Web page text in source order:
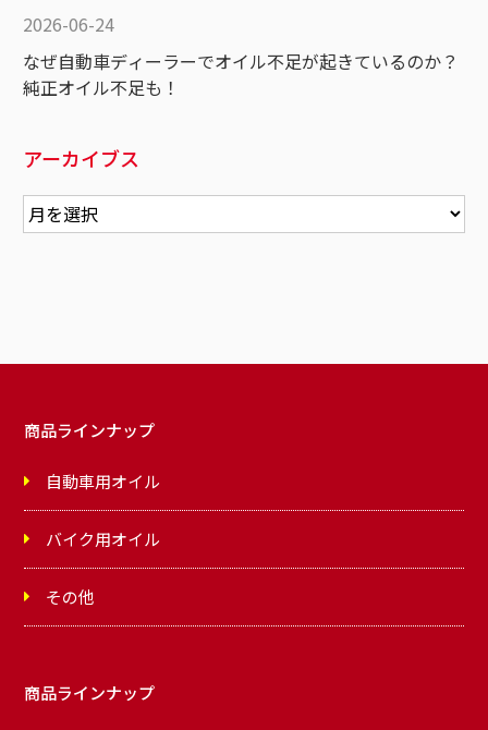
2026-06-24
なぜ自動車ディーラーでオイル不足が起きているのか？
純正オイル不足も！
アーカイブス
商品ラインナップ
自動車用オイル
バイク用オイル
その他
商品ラインナップ